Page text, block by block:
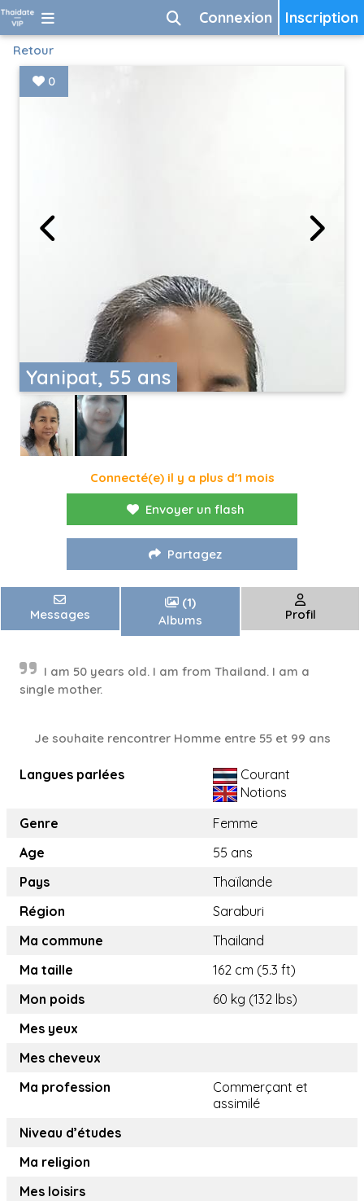
Inscription
Connexion
Retour
Yanipat, 55 ans
0
Connecté(e) il y a plus d'1 mois
Envoyer un flash
Partagez
Messages
(1)
Albums
Profil
I am 50 years old. I am from Thailand. I am a
single mother.
Je souhaite rencontrer Homme entre 55 et 99 ans
Langues parlées
Courant
Notions
Genre
Femme
Age
55 ans
Pays
Thaïlande
Région
Saraburi
Ma commune
Thailand
Ma taille
162 cm (5.3 ft)
Mon poids
60 kg (132 lbs)
Mes yeux
Mes cheveux
Ma profession
Commerçant et
assimilé
Niveau d’études
Ma religion
Mes loisirs